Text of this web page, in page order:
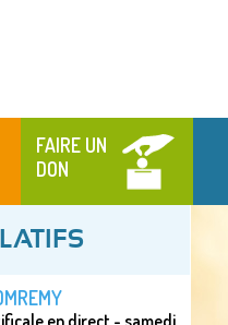
FAIRE UN
DON
en direct - samedi